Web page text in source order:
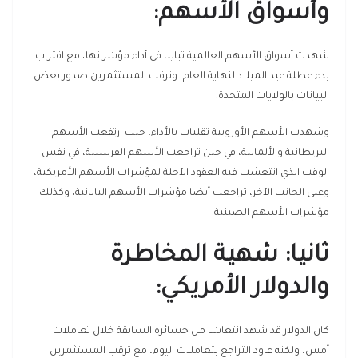
وأسواق الأسهم:
شهدت أسواق الأسهم العالمية تباينا في أداء مؤشراتها، مع اقتراب
بدء عطلة عيد الميلاد لنهاية العام، وترقب المستثمرين صدور بعض
البيانات بالولايات المتحدة.
وشهدت الأسهم الأوروبية تقلبات بالأداء، حيث ارتفعت الأسهم
البريطانية والألمانية، في حين تراجعت الأسهم الفرنسية، في نفس
الوقت الذي انتعشت فيه العقود الآجلة لمؤشرات الأسهم الأمريكية،
وعلى الجانب الآخر، تراجعت أيضا مؤشرات الأسهم اليابانية، وكذلك
مؤشرات الأسهم الصينية.
ثانيا: شهية المخاطرة
والدولار الأمريكي:
كان الدولار قد شهد انتعاشا من خسائره السابقة خلال تعاملات
أمس، ولكنه عاود التراجع بتعاملات اليوم، مع ترقب المستثمرين